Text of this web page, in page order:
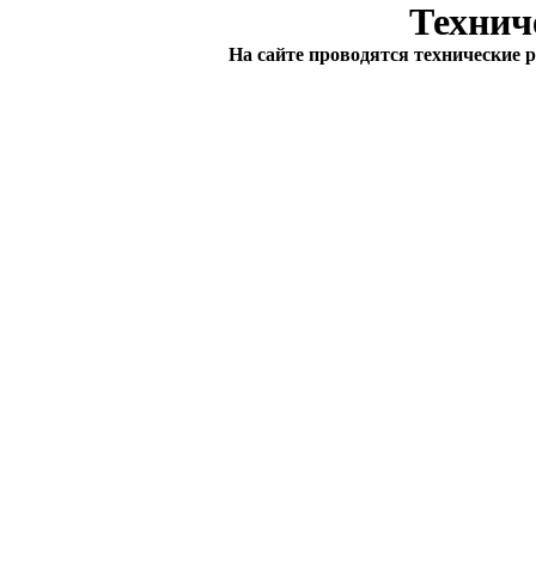
На сайте проводятся